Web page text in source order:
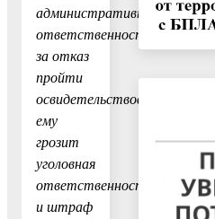
административной
ответственности
за отказ
пройти
освидетельствование,
ему
грозит
уголовная
ответственность
и штраф